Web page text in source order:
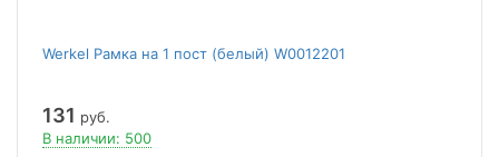
Werkel Рамка на 1 пост (белый) W0012201
131 руб.
В наличии: 500